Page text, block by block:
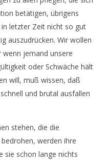
betätigen, übrigens
letzter Zeit nicht so gut
auszudrücken. Wir wollen
wenn jemand unsere
oder Schwäche hält
will, muß wissen, daß
und brutal ausfallen
stehen, die die
werden ihre
sie schon lange nichts